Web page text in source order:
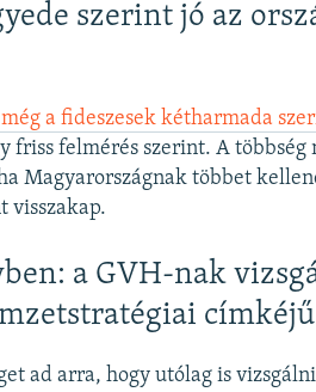
szerint jó az
a fideszesek kétharmada
friss felmérés szerint. A többség
Magyarországnak többet
visszakap.
a GVH-nak
ad arra, hogy utólag is